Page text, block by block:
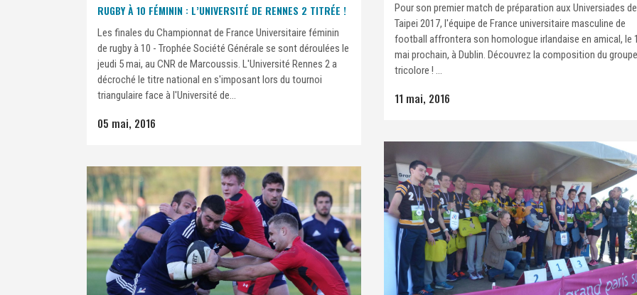
Pour son premier match de préparation aux Universiades de
Taipei 2017, l'équipe de France universitaire masculine de
football affrontera son homologue irlandaise en amical, le
mai prochain, à Dublin. Découvrez la composition du groupe
tricolore ! ...
11 mai, 2016
RUGBY À 10 FÉMININ : L’UNIVERSITÉ DE RENNES 2 TITRÉE !
Les finales du Championnat de France Universitaire féminin
de rugby à 10 - Trophée Société Générale se sont déroulées le
jeudi 5 mai, au CNR de Marcoussis. L'Université Rennes 2 a
décroché le titre national en s'imposant lors du tournoi
triangulaire face à l'Université de...
05 mai, 2016